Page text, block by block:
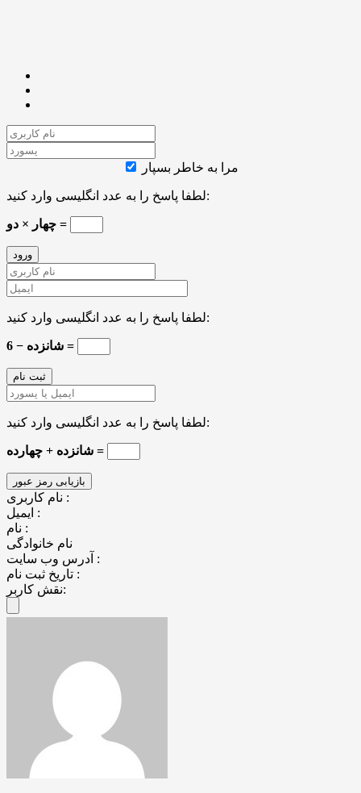
مرا به خاطر بسپار
لطفا پاسخ را به عدد انگلیسی وارد کنید:
چهار × دو =
لطفا پاسخ را به عدد انگلیسی وارد کنید:
شانزده − 6 =
لطفا پاسخ را به عدد انگلیسی وارد کنید:
شانزده + چهارده =
نام کاربری :
ایمیل :
نام :
نام خانوادگی
آدرس وب سایت :
تاریخ ثبت نام :
نقش کاربر: